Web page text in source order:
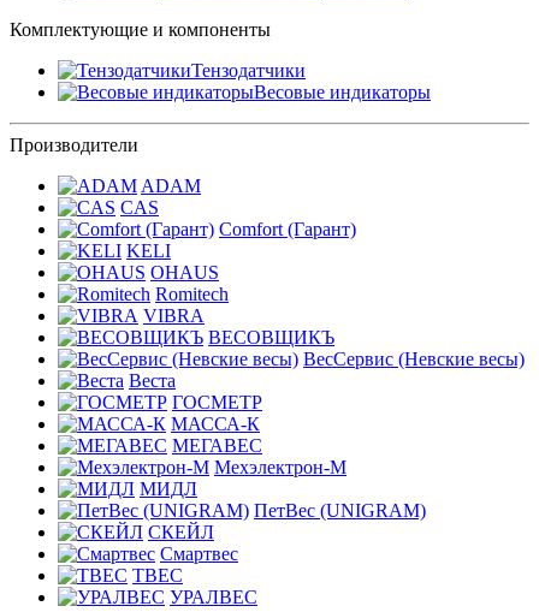
Комплектующие и компоненты
Тензодатчики
Весовые индикаторы
Производители
ADAM
CAS
Comfort (Гарант)
KELI
OHAUS
Romitech
VIBRA
ВЕСОВЩИКЪ
ВесСервис (Невские весы)
Веста
ГОСМЕТР
МАССА-К
МЕГАВЕС
Мехэлектрон-М
МИДЛ
ПетВес (UNIGRAM)
СКЕЙЛ
Смартвес
ТВЕС
УРАЛВЕС